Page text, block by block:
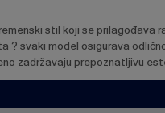
stil koji se prilagođava
? svaki model osigurava
zadržavaju prepoznatljivu